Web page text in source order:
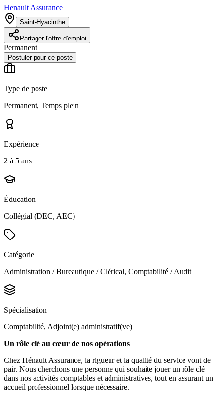
Henault Assurance
Saint-Hyacinthe
Partager l'offre d'emploi
Permanent
Postuler pour ce poste
Type de poste
Permanent, Temps plein
Expérience
2 à 5 ans
Éducation
Collégial (DEC, AEC)
Catégorie
Administration / Bureautique / Clérical, Comptabilité / Audit
Spécialisation
Comptabilité, Adjoint(e) administratif(ve)
Un rôle clé au cœur de nos opérations
Chez Hénault Assurance, la rigueur et la qualité du service vont de
pair. Nous cherchons une personne qui souhaite jouer un rôle clé
dans nos activités comptables et administratives, tout en assurant un
accueil professionnel lorsque nécessaire.